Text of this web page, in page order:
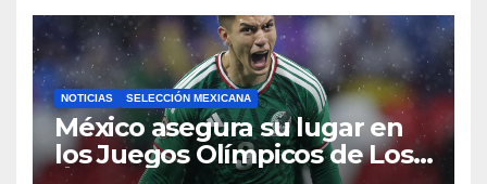
NOTICIAS SELECCIÓN MEXICANA
México asegura su lugar en
los Juegos Olímpicos de Los